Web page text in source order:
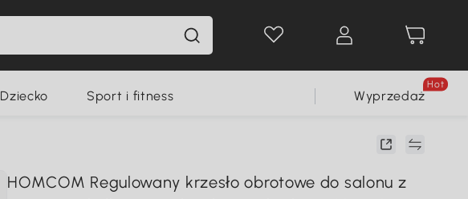
Dziecko Sport i fitness Wyprzedaż
Hot
HOMCOM Regulowany krzesło obrotowe do salonu z